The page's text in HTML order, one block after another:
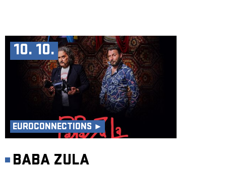
10. 10.
EUROCONNECTIONS ►
BABA ZULA